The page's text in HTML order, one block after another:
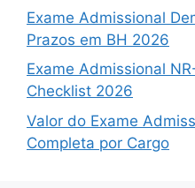
Exame Admissional
Prazos em BH 2026
Exame Admissional
Checklist 2026
Valor do Exame
Completa por Cargo